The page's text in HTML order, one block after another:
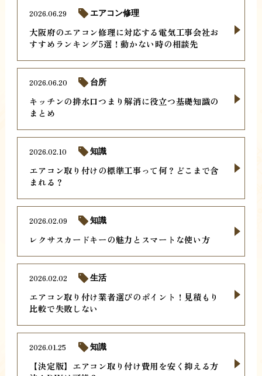
大阪府のエアコン修理に対応する電気工事会社お
すすめランキング5選！動かない時の相談先
2026.06.29 エアコン修理
キッチンの排水口つまり解消に役立つ基礎知識の
まとめ
2026.06.20 台所
エアコン取り付けの標準工事って何？どこまで含
まれる？
2026.02.10 知識
レクサスカードキーの魅力とスマートな使い方
2026.02.09 知識
エアコン取り付け業者選びのポイント！見積もり
比較で失敗しない
2026.02.02 生活
【決定版】エアコン取り付け費用を安く抑える方
2026.01.25 知識